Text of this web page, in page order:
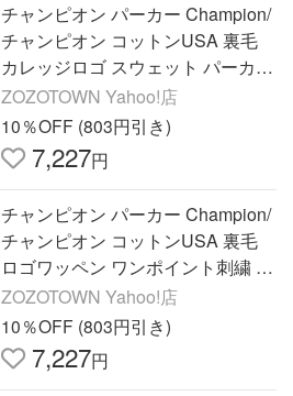
チャンピオン パーカー Champion/
チャンピオン コットンUSA 裏毛
カレッジロゴ スウェット パーカ
ー/レディース メンズ メンズ レデ
ィース
ZOZOTOWN Yahoo!店
10％OFF (803円引き)
7,227円
チャンピオン パーカー Champion/
チャンピオン コットンUSA 裏毛
ロゴワッペン ワンポイント刺繍 ス
ウェット ジップアップパーカー/レ
ディース メンズ
ZOZOTOWN Yahoo!店
10％OFF (803円引き)
7,227円